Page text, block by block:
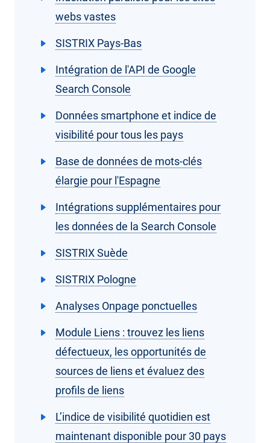
webs vastes
SISTRIX Pays-Bas
Intégration de l'API de Google
Search Console
Données smartphone et indice de
visibilité pour tous les pays
Base de données de mots-clés
élargie pour l'Espagne
Intégrations supplémentaires pour
les données de la Search Console
SISTRIX Suède
SISTRIX Pologne
Analyses Onpage ponctuelles
Module Liens : trouvez les liens
défectueux, les opportunités de
sources de liens et évaluez des
profils de liens
L’indice de visibilité quotidien est
maintenant disponible pour 30 pays